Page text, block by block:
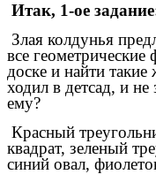
Итак, 1-ое
Злая колдунья
все
доске и найти
ходил в детсад, и
ему?
Красный
квадрат, зеленый
синий овал,